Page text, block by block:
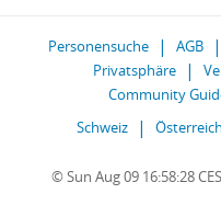
Personensuche AGB
Privatsphäre
Community
Schweiz
Österreich
© Sun Aug 09 16:58:28